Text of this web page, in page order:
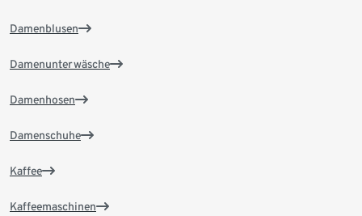
Damenblusen
Damenunterwäsche
Damenhosen
Damenschuhe
Kaffee
Kaffeemaschinen